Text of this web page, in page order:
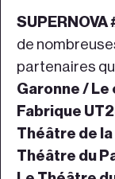
SUPERNOVA
de
partenaires
Garonne /
Fabrique
Théâtre de la
Théâtre du